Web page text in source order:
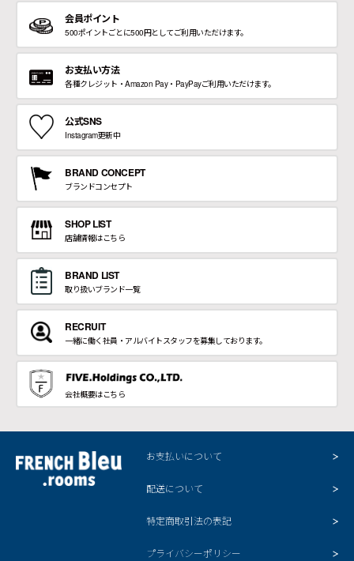
会員ポイント
500ポイントごとに500円としてご利用いただけます。
お支払い方法
各種クレジット・Amazon Pay・PayPayご利用いただけます。
公式SNS
Instagram更新中
BRAND CONCEPT
ブランドコンセプト
SHOP LIST
店舗情報はこちら
BRAND LIST
取り扱いブランド一覧
RECRUIT
一緒に働く社員・アルバイトスタッフを募集しております。
会社概要はこちら
お支払いについて
配送について
特定商取引法の表記
プライバシーポリシー